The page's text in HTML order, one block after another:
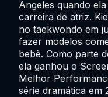
Angeles quando
carreira de atriz.
no taekwondo em
fazer modelos
bebê. Como parte
ela ganhou o
Melhor
série dramática em